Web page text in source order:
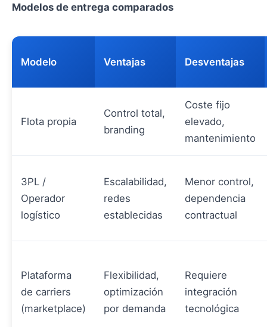
Modelos de entrega comparados
Modelo Ventajas Desventajas
Flota propia
Control total,
branding
Coste fijo
elevado,
mantenimiento
3PL /
Operador
logístico
Escalabilidad,
redes
establecidas
Menor control,
dependencia
contractual
Plataforma
de carriers
(marketplace)
Flexibilidad,
optimización
por demanda
Requiere
integración
tecnológica